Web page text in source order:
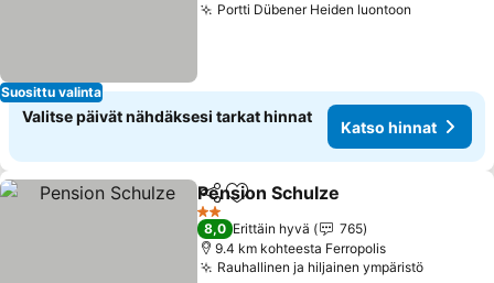
Suosittu valinta
Portti Dübener Heiden luontoon
Valitse päivät nähdäksesi tarkat hinnat
Katso hinnat
Jaa Lisää suosikkeihin
Pension Schulze
2 Tähtiluokitus
8,0 Erittäin hyvä
765
9.4 km kohteesta Ferropolis
Rauhallinen ja hiljainen ympäristöKatso